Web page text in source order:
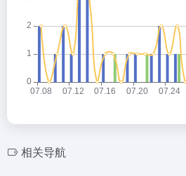
相关导航